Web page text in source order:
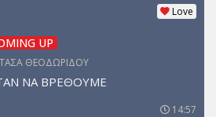
Love
UP
ΘΕΟΔΩΡΙΔΟΥ
ΝΑ ΒΡΕΘΟΥΜΕ
14:57